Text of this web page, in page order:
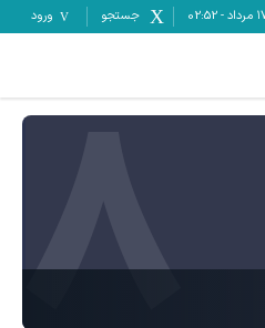
-
02:52 جستجو ورود
8